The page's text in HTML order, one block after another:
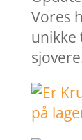
Vores
unikke